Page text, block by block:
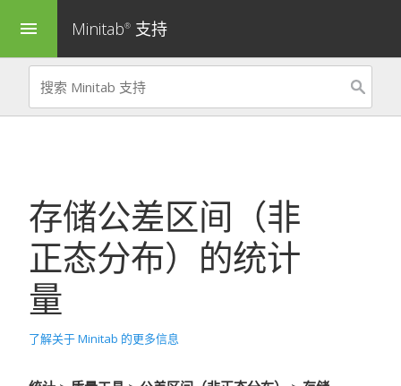
menu Minitab® 支持
存储公差区间（非
正态分布） 的统计
量
了解关于 Minitab 的更多信息